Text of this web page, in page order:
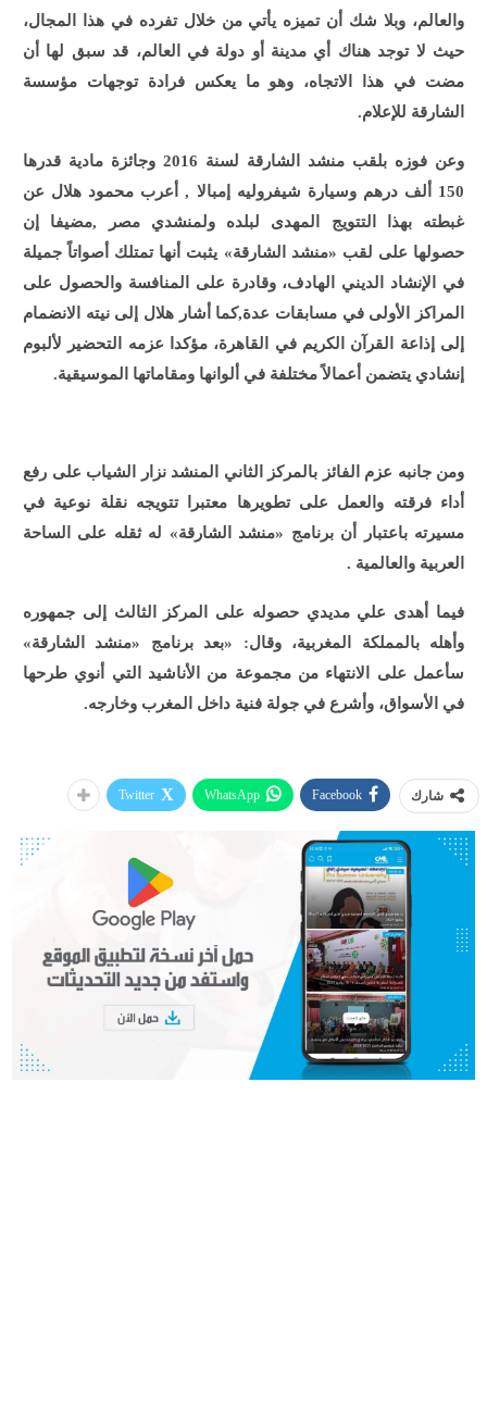
والعالم، وبلا شك أن تميزه يأتي من خلال تفرده في هذا المجال،
حيث لا توجد هناك أي مدينة أو دولة في العالم، قد سبق لها أن
مضت في هذا الاتجاه، وهو ما يعكس فرادة توجهات مؤسسة
الشارقة للإعلام.
وعن فوزه بلقب منشد الشارقة لسنة 2016
وجائزة مادية قدرها
150 ألف درهم وسيارة شيفروليه إمبالا
,أعرب محمود هلال عن
غبطته بهذا التتويج المهدى لبلده ولمنشدي مصر ,مضيفا إن
حصولها على لقب «منشد الشارقة» يثبت أنها تمتلك أصواتاً جميلة
في الإنشاد الديني الهادف، وقادرة على المنافسة والحصول على
المراكز الأولى في مسابقات عدة,كما أشار هلال إلى نيته الانضمام
إلى إذاعة القرآن الكريم في القاهرة، مؤكدا عزمه التحضير لألبوم
إنشادي يتضمن أعمالاً مختلفة في ألوانها ومقاماتها الموسيقية.
ومن جانبه عزم الفائز بالمركز الثاني المنشد نزار الشياب على رفع
أداء فرقته والعمل على تطويرها معتبرا تتويجه نقلة نوعية في
مسيرته باعتبار أن برنامج «منشد الشارقة» له ثقله على الساحة
العربية والعالمية .
فيما أهدى علي مديدي حصوله على المركز الثالث إلى جمهوره
وأهله بالمملكة المغربية، وقال: «بعد برنامج «منشد الشارقة»
سأعمل على الانتهاء من مجموعة من الأناشيد التي أنوي طرحها
في الأسواق، وأشرع في جولة فنية داخل المغرب وخارجه.
شارك Facebook
WhatsApp
Twitter